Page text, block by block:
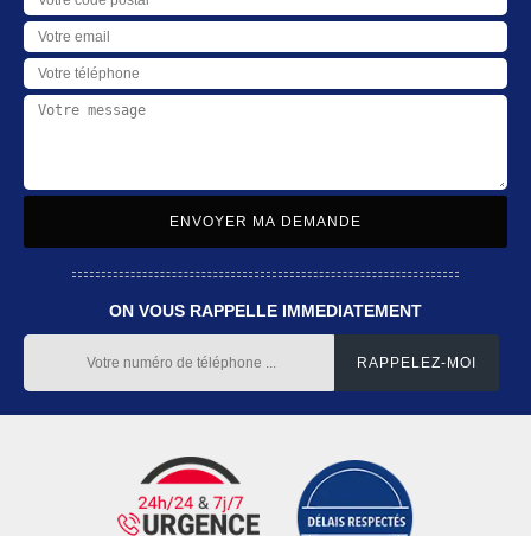
ON VOUS RAPPELLE IMMEDIATEMENT